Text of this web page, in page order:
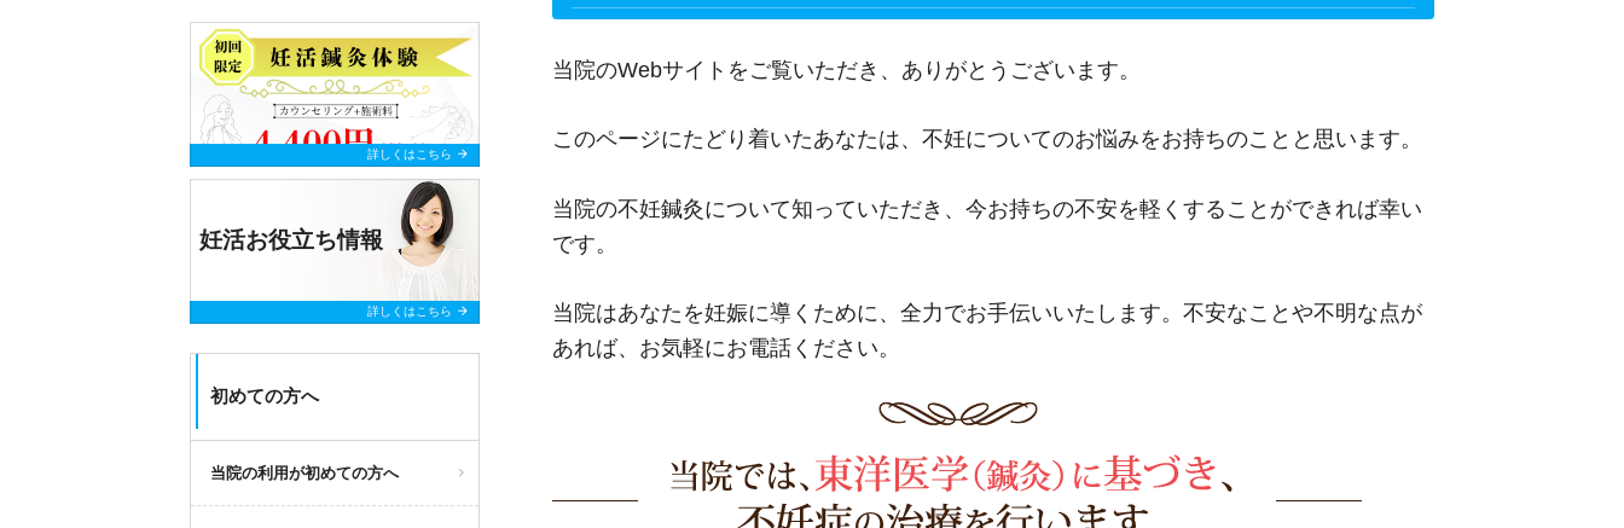
当院のWebサイトをご覧いただき、ありがとうございます。
このページにたどり着いたあなたは、不妊についてのお悩みをお持ちのことと思います。
当院の不妊鍼灸について知っていただき、今お持ちの不安を軽くすることができれば幸い
です。
当院はあなたを妊娠に導くために、全力でお手伝いいたします。不安なことや不明な点が
あれば、お気軽にお電話ください。
詳しくはこちら arrow_forward
妊活お役立ち情報
詳しくはこちら arrow_forward
初めての方へ
当院の利用が初めての方へ